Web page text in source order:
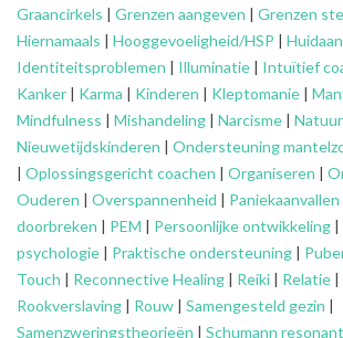
Graancirkels | Grenzen aangeven | Grenzen
Hiernamaals | Hooggevoeligheid/HSP |
Identiteitsproblemen | Illuminatie | Intuïtief
Kanker | Karma | Kinderen | Kleptomanie |
Mindfulness | Mishandeling | Narcisme |
Nieuwetijdskinderen | Ondersteuning
| Oplossingsgericht coachen | Organiseren |
Ouderen | Overspannenheid | Paniekaanvallen
doorbreken | PEM | Persoonlijke ontwikkeling |
psychologie | Praktische ondersteuning |
Touch | Reconnective Healing | Reiki | Relatie |
Rookverslaving | Rouw | Samengesteld gezin |
Samenzweringstheorieën | Schumann